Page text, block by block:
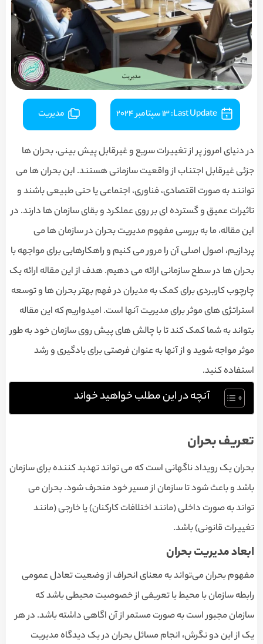
Last Update: 13 سپتامبر 2024 مدیریت
در دنیای امروز پر از تغییرات سریع و غیرقابل پیش بینی، بحران ها
جزئی غیرقابل اجتناب از واقعیت سازمانی هستند. این بحران ها می
توانند به صورت اقتصادی، فناوری، اجتماعی یا حتی طبیعی باشند و
تاثیرات عمیق و گسترده ای بر روی عملکرد و بقای سازمان ها دارند. در
این مقاله، ما به بررسی مفهوم مدیریت بحران در سازمان ها می
پردازیم، اصول اصلی آن را مرور می کنیم و راهکارهایی برای مواجهه با
بحران ها در سطح سازمانی ارائه می دهیم. هدف از این مقاله ارائه یک
چارچوب کاربردی برای کمک به مدیران در فهم بهتر بحران ها و توسعه
استراتژی های موثر برای مدیریت آنها است. امیدواریم که این مقاله
بتواند به شما کمک کند تا با چالش های پیش روی سازمان خود به طور
موثر مواجه شوید و از آنها به عنوان فرصتی برای یادگیری و رشد
استفاده کنید.
آنچه در این مطلب خواهید خواند
تعریف بحران
بحران یک رویداد ناگهانی است که می تواند تهدید کننده برای سازمان
باشد و باعث شود تا سازمان از مسیر خود منحرف شود. بحران می
تواند به صورت داخلی (مانند اختلافات کارکنان) یا خارجی (مانند
تغییرات قانونی) باشد.
ابعاد مدیریت بحران
مفهوم بحران می‌تواند به معنای انحراف از وضعیت تعادل عمومی
رابطه سازمان با محیط یا تعریفی از خصوصیت محیطی باشد که
سازمان مجبور است به صورت مستمر از آن اگاهی داشته باشد. در هر
یک از این دو نگرش، انجام مسائل بحران در یک دیدگاه مدیریت